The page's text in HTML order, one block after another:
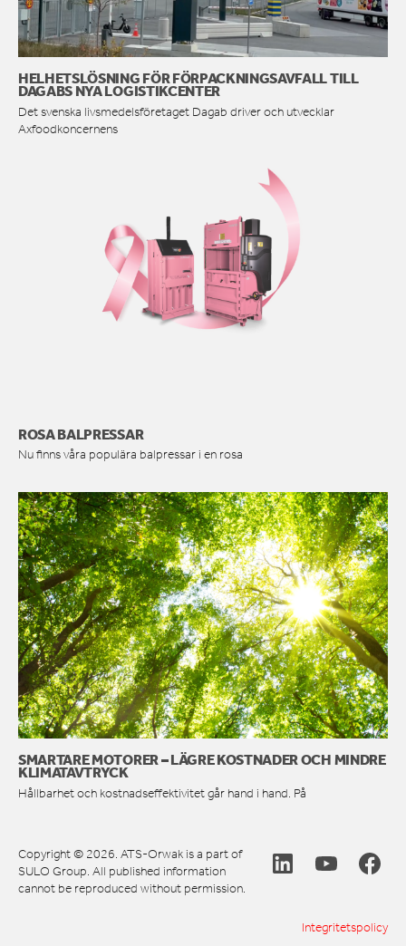
HELHETSLÖSNING FÖR FÖRPACKNINGSAVFALL TILL
DAGABS NYA LOGISTIKCENTER
Det svenska livsmedelsföretaget Dagab driver och utvecklar
Axfoodkoncernens
ROSA BALPRESSAR
Nu finns våra populära balpressar i en rosa
SMARTARE MOTORER – LÄGRE KOSTNADER OCH MINDRE
KLIMATAVTRYCK
Hållbarhet och kostnadseffektivitet går hand i hand. På
Copyright © 2026. ATS-Orwak is a part of
SULO Group. All published information
cannot be reproduced without permission.
Integritetspolicy